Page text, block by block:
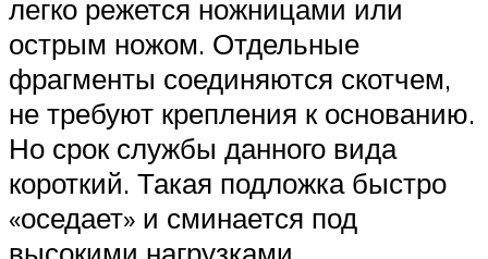
легко режется ножницами или
острым ножом. Отдельные
фрагменты соединяются скотчем,
не требуют крепления к основанию.
Но срок службы данного вида
короткий. Такая подложка быстро
«оседает» и сминается под